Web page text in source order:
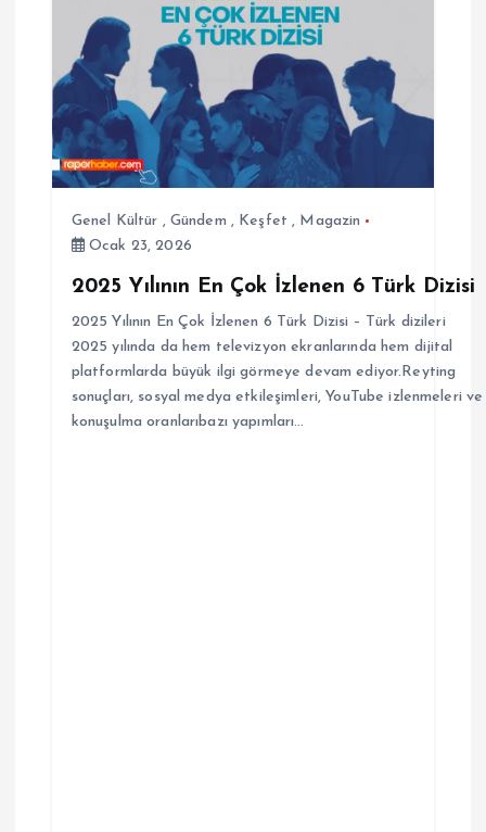
Genel Kültür , Gündem , Keşfet , Magazin
Ocak 23, 2026
2025 Yılının En Çok İzlenen 6 Türk Dizisi
2025 Yılının En Çok İzlenen 6 Türk Dizisi – Türk dizileri
2025 yılında da hem televizyon ekranlarında hem dijital
platformlarda büyük ilgi görmeye devam ediyor.Reyting
sonuçları, sosyal medya etkileşimleri, YouTube izlenmeleri ve
konuşulma oranlarıbazı yapımları…